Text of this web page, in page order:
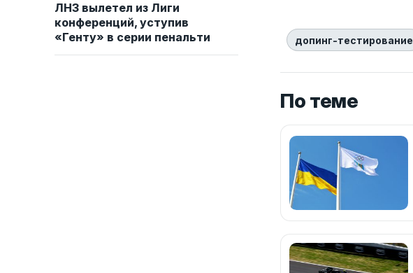
ЛНЗ вылетел из Лиги
конференций, уступив
«Генту» в серии пенальти
допинг-тестирование
По теме